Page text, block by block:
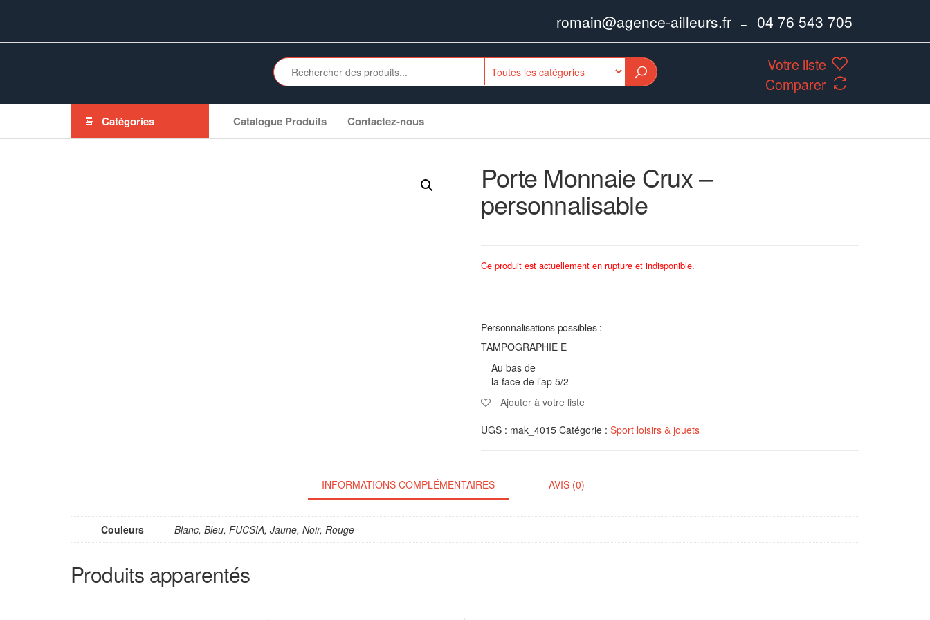
romain@agence-ailleurs.fr – 04 76 543 705
Votre liste
Comparer
Catégories Catalogue Produits Contactez-nous
Porte Monnaie Crux –
personnalisable
Ce produit est actuellement en rupture et indisponible.
Personnalisations possibles :
TAMPOGRAPHIE E
Au bas de
la face de l’ap 5/2
Ajouter à votre liste
UGS : mak_4015 Catégorie : Sport loisirs & jouets
INFORMATIONS COMPLÉMENTAIRES AVIS (0)
Couleurs Blanc, Bleu, FUCSIA, Jaune, Noir, Rouge
Produits apparentés